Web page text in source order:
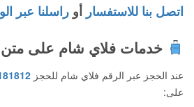
اتصل بنا للاستفسار أو راسلنا عبر
خدمات فلاي شام على متن
عند الحجز عبر الرقم فلاي شام للحجز
على: